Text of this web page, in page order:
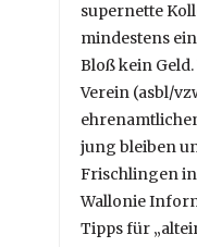
supernette
mindestens
Bloß kein
Verein (asbl/
jung bleiben
Frischlingen
Wallonie
Tipps für